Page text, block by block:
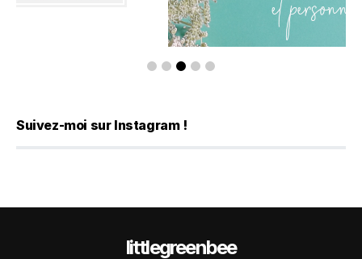
Suivez-moi sur Instagram !
littlegreenbee